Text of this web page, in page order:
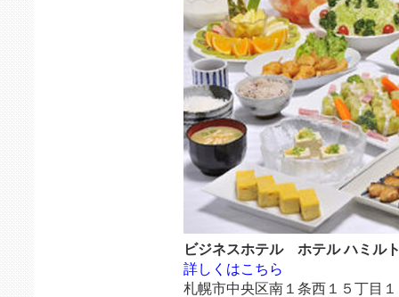
ビジネスホテル ホテル ハミル
詳しくはこちら
札幌市中央区南１条西１５丁目